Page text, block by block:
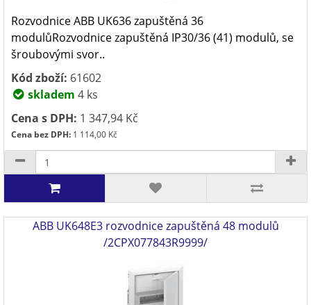
Rozvodnice ABB UK636 zapuštěná 36
modulůRozvodnice zapuštěná IP30/36 (41) modulů, se
šroubovými svor..
Kód zboží: 61602
skladem 4 ks
Cena s DPH: 1 347,94 Kč
Cena bez DPH: 1 114,00 Kč
ABB UK648E3 rozvodnice zapuštěná 48 modulů
/2CPX077843R9999/